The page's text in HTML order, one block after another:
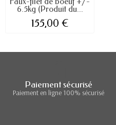
6.5kg (Produit du...
155,00 €
Paiement sécurisé
Paiement en ligne 100% sécurisé